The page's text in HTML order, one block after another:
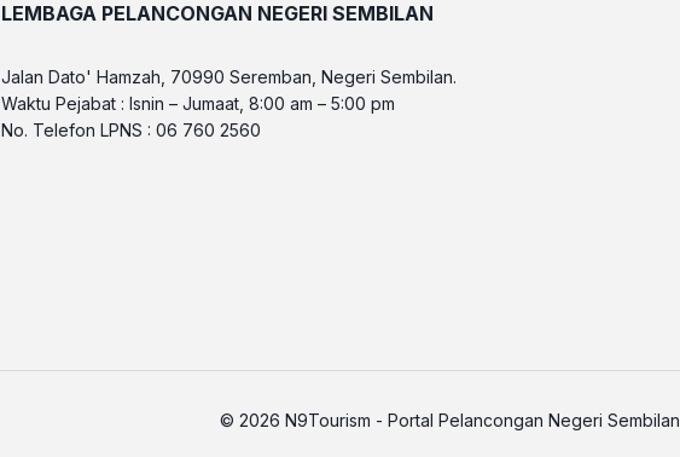
LEMBAGA PELANCONGAN NEGERI SEMBILAN
Jalan Dato' Hamzah, 70990 Seremban, Negeri Sembilan.
Waktu Pejabat : Isnin – Jumaat, 8:00 am – 5:00 pm
No. Telefon LPNS : 06 760 2560
© 2026 N9Tourism - Portal Pelancongan Negeri Sembilan